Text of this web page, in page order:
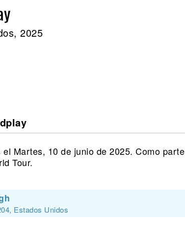
2025
Martes, 10 de junio de 2025. Como parte
Tour.
Estados Unidos